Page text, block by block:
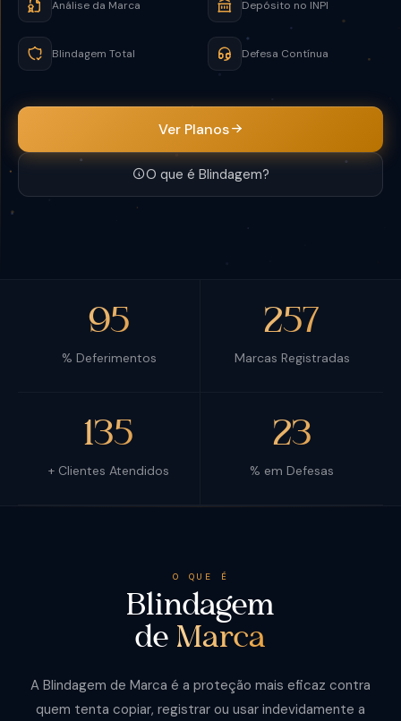
Análise da Marca Depósito no INPI
Blindagem Total Defesa Contínua
Ver Planos
O que é Blindagem?
95
% Deferimentos
257
Marcas Registradas
135
+ Clientes Atendidos
23
% em Defesas
O QUE É
Blindagem
de Marca
A Blindagem de Marca é a proteção mais eficaz contra
quem tenta copiar, registrar ou usar indevidamente a